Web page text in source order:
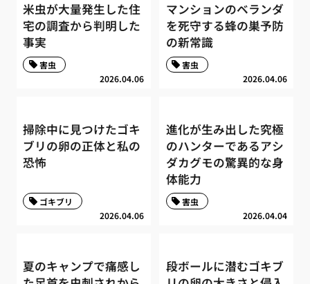
米虫が大量発生した住
宅の調査から判明した
事実
2026.04.06
害虫
マンションのベランダ
を死守する蜂の巣予防
の新常識
2026.04.06
害虫
掃除中に見つけたゴキ
ブリの卵の正体と私の
恐怖
2026.04.06
ゴキブリ
進化が生み出した究極
のハンターであるアシ
ダカグモの驚異的な身
体能力
2026.04.04
害虫
夏のキャンプで痛感し
段ボールに潜むゴキブ